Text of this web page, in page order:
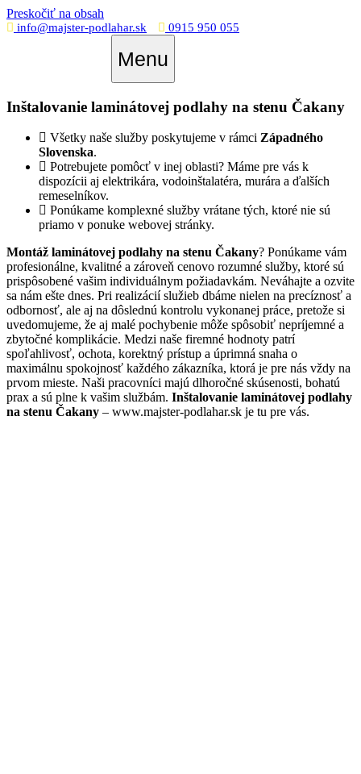
Preskočiť na obsah
info@majster-podlahar.sk 0915 950 055
Menu
Inštalovanie laminátovej podlahy na stenu Čakany
Všetky naše služby poskytujeme v rámci Západného
Slovenska.
Potrebujete pomôcť v inej oblasti? Máme pre vás k
dispozícii aj elektrikára, vodoinštalatéra, murára a ďalších
remeselníkov.
Ponúkame komplexné služby vrátane tých, ktoré nie sú
priamo v ponuke webovej stránky.
Montáž laminátovej podlahy na stenu Čakany? Ponúkame vám
profesionálne, kvalitné a zároveň cenovo rozumné služby, ktoré sú
prispôsobené vašim individuálnym požiadavkám. Neváhajte a ozvite
sa nám ešte dnes. Pri realizácií služieb dbáme nielen na precíznosť a
odbornosť, ale aj na dôslednú kontrolu vykonanej práce, pretože si
uvedomujeme, že aj malé pochybenie môže spôsobiť nepríjemné a
zbytočné komplikácie. Medzi naše firemné hodnoty patrí
spoľahlivosť, ochota, korektný prístup a úprimná snaha o
maximálnu spokojnosť každého zákazníka, ktorá je pre nás vždy na
prvom mieste. Naši pracovníci majú dlhoročné skúsenosti, bohatú
prax a sú plne k vašim službám. Inštalovanie laminátovej podlahy
na stenu Čakany – www.majster-podlahar.sk je tu pre vás.